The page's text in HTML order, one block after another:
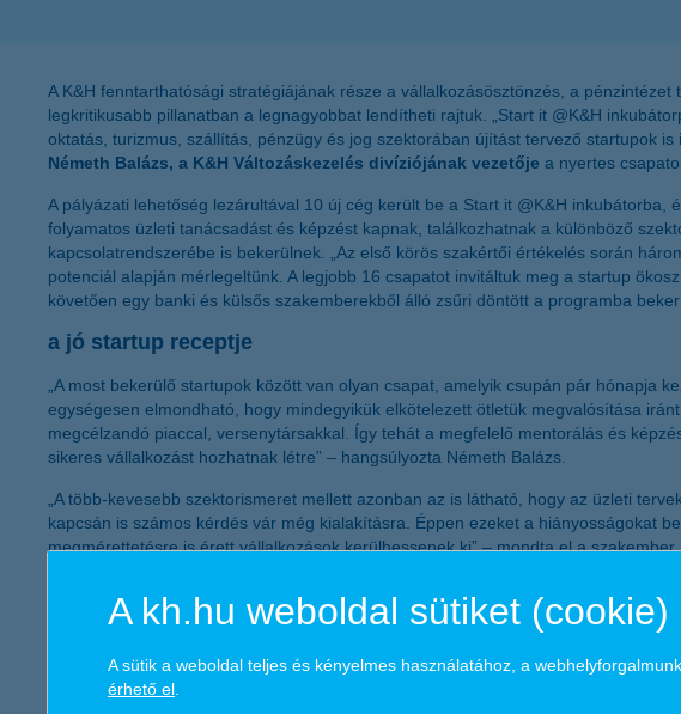
A K&H fenntarthatósági stratégiájának része a vállalkozásösztönzés, a
legkritikusabb pillanatban a legnagyobbat lendítheti rajtuk. „Start it @K&H
oktatás, turizmus, szállítás, pénzügy és jog szektorában újítást tervező startupok
Németh Balázs, a K&H Változáskezelés divíziójának vezetője a nyertes
A pályázati lehetőség lezárultával 10 új cég került be a Start it @K&H
folyamatos üzleti tanácsadást és képzést kapnak, találkozhatnak a különböző
kapcsolatrendszerébe is bekerülnek. „Az első körös szakértői értékelés során
potenciál alapján mérlegeltünk. A legjobb 16 csapatot invitáltuk meg a startup
követően egy banki és külsős szakemberekből álló zsűri döntött a programba
a jó startup receptje
„A most bekerülő startupok között van olyan csapat, amelyik csupán pár hónapja
egységesen elmondható, hogy mindegyikük elkötelezett ötletük megvalósítása
megcélzandó piaccal, versenytársakkal. Így tehát a megfelelő mentorálás és
sikeres vállalkozást hozhatnak létre” – hangsúlyozta Németh Balázs.
„A több-kevesebb szektorismeret mellett azonban az is látható, hogy az üzleti
kapcsán is számos kérdés vár még kialakításra. Éppen ezeket a hiányosságokat
megmérettetésre is érett vállalkozások kerülhessenek ki” – mondta el a szakember.
Poizo csapata egy ún. „smart mobil infra-fűtőtest” elkészítésén dolgozik,
EVA(Extended Visual Assistant) egy olyan, mobiltelefonhoz
navigál a városban, ismeri fel a környező tárgyakat, szövegeket és egyéb
A kh.hu weboldal sütiket (cookie)
A sütik a weboldal teljes és kényelmes használatához, a
érhető el